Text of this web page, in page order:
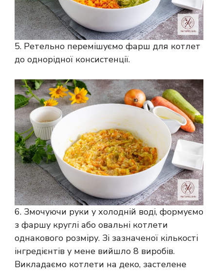
5. Ретельно перемішуємо фарш для котлет
до однорідної консистенції.
6. Змочуючи руки у холодній воді, формуємо
з фаршу круглі або овальні котлети
однакового розміру. Зі зазначеної кількості
інгредієнтів у мене вийшло 8 виробів.
Викладаємо котлети на деко, застелене